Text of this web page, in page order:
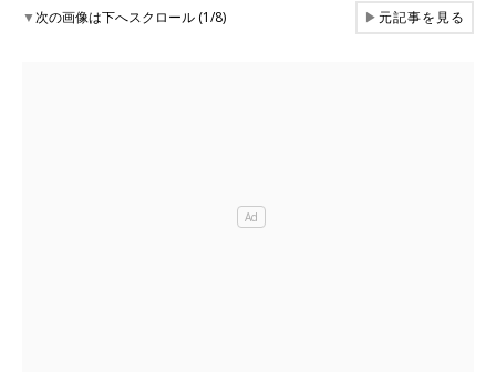
▼次の画像は下へスクロール (1/8) ▶元記事を見る